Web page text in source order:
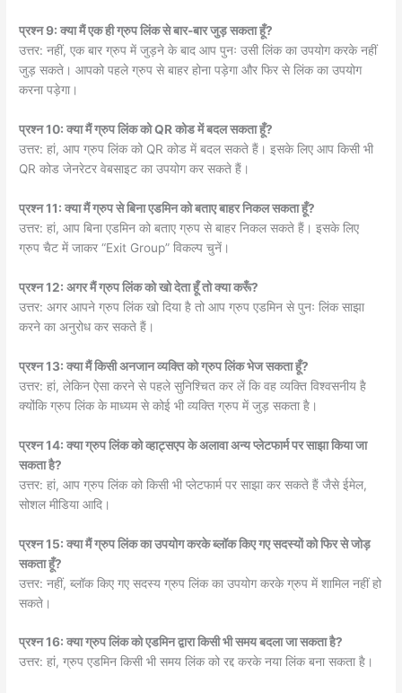
प्रश्न 9: क्या मैं एक ही ग्रुप लिंक से बार-बार जुड़ सकता हूँ?
उत्तर: नहीं, एक बार ग्रुप में जुड़ने के बाद आप पुनः उसी लिंक का उपयोग करके नहीं
जुड़ सकते। आपको पहले ग्रुप से बाहर होना पड़ेगा और फिर से लिंक का उपयोग
करना पड़ेगा।
प्रश्न 10: क्या मैं ग्रुप लिंक को QR कोड में बदल सकता हूँ?
उत्तर: हां, आप ग्रुप लिंक को QR कोड में बदल सकते हैं। इसके लिए आप किसी भी
QR कोड जेनरेटर वेबसाइट का उपयोग कर सकते हैं।
प्रश्न 11: क्या मैं ग्रुप से बिना एडमिन को बताए बाहर निकल सकता हूँ?
उत्तर: हां, आप बिना एडमिन को बताए ग्रुप से बाहर निकल सकते हैं। इसके लिए
ग्रुप चैट में जाकर “Exit Group” विकल्प चुनें।
प्रश्न 12: अगर मैं ग्रुप लिंक को खो देता हूँ तो क्या करूँ?
उत्तर: अगर आपने ग्रुप लिंक खो दिया है तो आप ग्रुप एडमिन से पुनः लिंक साझा
करने का अनुरोध कर सकते हैं।
प्रश्न 13: क्या मैं किसी अनजान व्यक्ति को ग्रुप लिंक भेज सकता हूँ?
उत्तर: हां, लेकिन ऐसा करने से पहले सुनिश्चित कर लें कि वह व्यक्ति विश्वसनीय है
क्योंकि ग्रुप लिंक के माध्यम से कोई भी व्यक्ति ग्रुप में जुड़ सकता है।
प्रश्न 14: क्या ग्रुप लिंक को व्हाट्सएप के अलावा अन्य प्लेटफार्म पर साझा किया जा
सकता है?
उत्तर: हां, आप ग्रुप लिंक को किसी भी प्लेटफार्म पर साझा कर सकते हैं जैसे ईमेल,
सोशल मीडिया आदि।
प्रश्न 15: क्या मैं ग्रुप लिंक का उपयोग करके ब्लॉक किए गए सदस्यों को फिर से जोड़
सकता हूँ?
उत्तर: नहीं, ब्लॉक किए गए सदस्य ग्रुप लिंक का उपयोग करके ग्रुप में शामिल नहीं हो
सकते।
प्रश्न 16: क्या ग्रुप लिंक को एडमिन द्वारा किसी भी समय बदला जा सकता है?
उत्तर: हां, ग्रुप एडमिन किसी भी समय लिंक को रद्द करके नया लिंक बना सकता है।